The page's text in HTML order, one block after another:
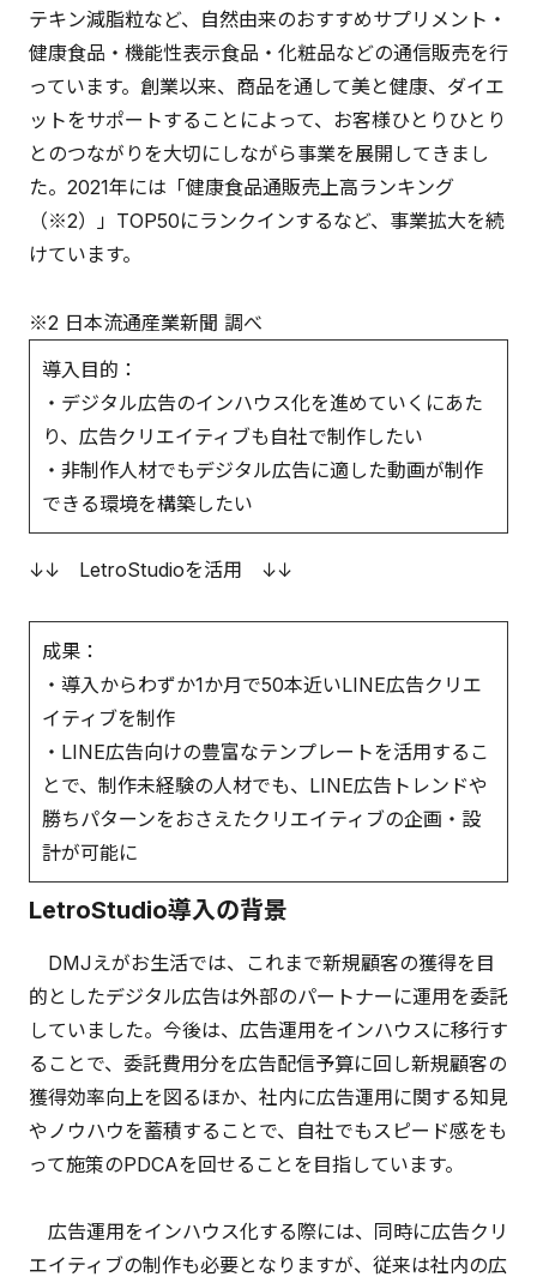
テキン減脂粒など、自然由来のおすすめサプリメント・
健康食品・機能性表示食品・化粧品などの通信販売を行
っています。創業以来、商品を通して美と健康、ダイエ
ットをサポートすることによって、お客様ひとりひとり
とのつながりを大切にしながら事業を展開してきまし
た。2021年には「健康食品通販売上高ランキング
（※2）」TOP50にランクインするなど、事業拡大を続
けています。
※2 日本流通産業新聞 調べ
導入目的：
・デジタル広告のインハウス化を進めていくにあた
り、広告クリエイティブも自社で制作したい
・非制作人材でもデジタル広告に適した動画が制作
できる環境を構築したい
↓↓ LetroStudioを活用 ↓↓
成果：
・導入からわずか1か月で50本近いLINE広告クリエ
イティブを制作
・LINE広告向けの豊富なテンプレートを活用するこ
とで、制作未経験の人材でも、LINE広告トレンドや
勝ちパターンをおさえたクリエイティブの企画・設
計が可能に
LetroStudio導入の背景
DMJえがお生活では、これまで新規顧客の獲得を目
的としたデジタル広告は外部のパートナーに運用を委託
していました。今後は、広告運用をインハウスに移行す
ることで、委託費用分を広告配信予算に回し新規顧客の
獲得効率向上を図るほか、社内に広告運用に関する知見
やノウハウを蓄積することで、自社でもスピード感をも
って施策のPDCAを回せることを目指しています。
広告運用をインハウス化する際には、同時に広告クリ
エイティブの制作も必要となりますが、従来は社内の広